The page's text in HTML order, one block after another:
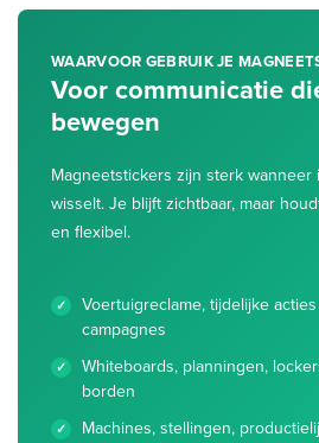
WAARVOOR GEBRUIK JE
Voor communicatie
bewegen
Magneetstickers zijn sterk wanneer
wisselt. Je blijft zichtbaar, maar
en flexibel.
Voertuigreclame, tijdelijke
campagnes
Whiteboards, planningen,
borden
Machines, stellingen,